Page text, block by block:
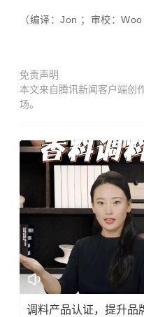
（编译：Jon ；审校：
免责声明
本文来自腾讯新闻客户端创
场。
调料产品认证，提升品